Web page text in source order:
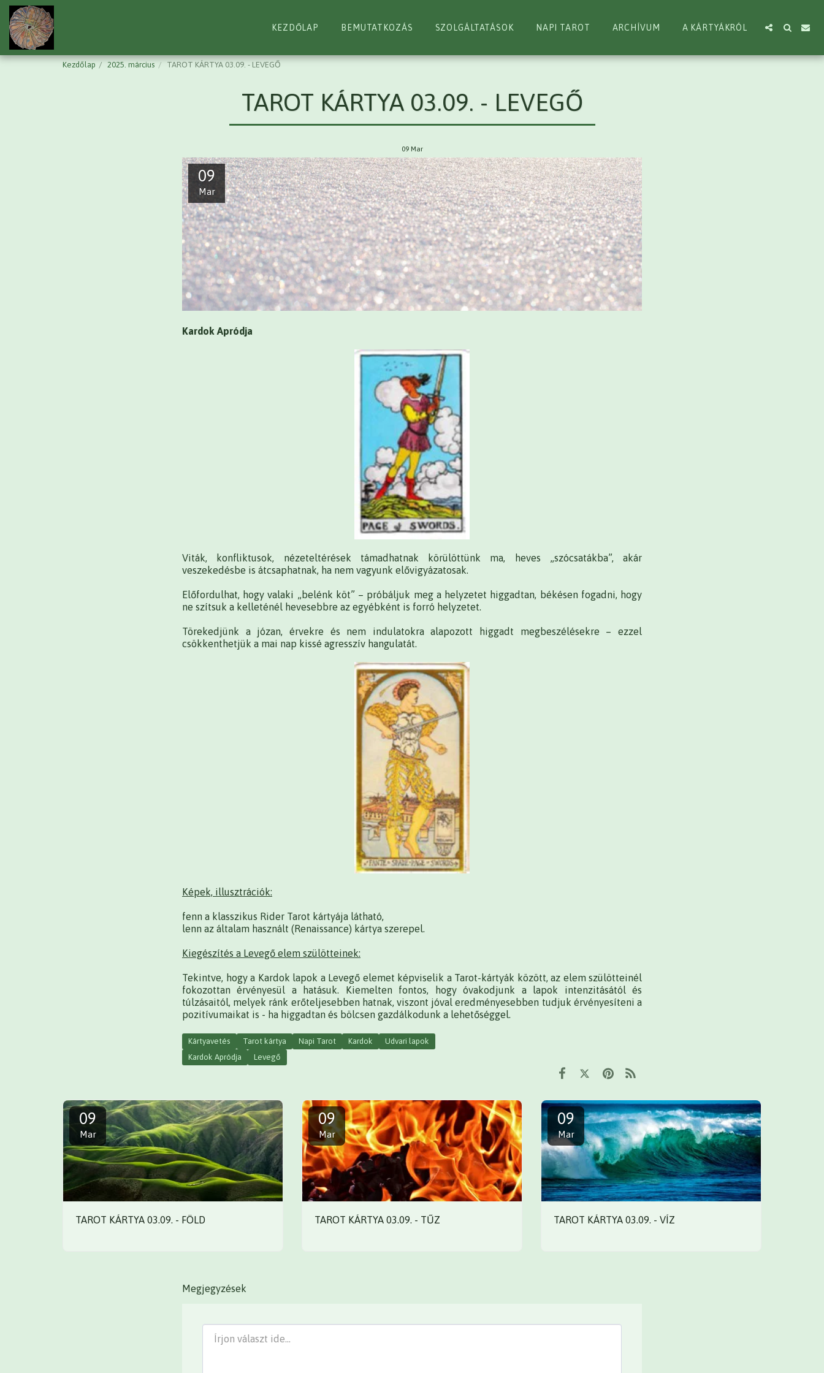
KEZDŐLAP BEMUTATKOZÁS SZOLGÁLTATÁSOK NAPI TAROT ARCHÍVUM A KÁRTYÁKRÓL
Kezdőlap 2025. március TAROT KÁRTYA 03.09. - LEVEGŐ
TAROT KÁRTYA 03.09. - LEVEGŐ
09 Mar
09
Mar
Kardok Apródja
Viták, konfliktusok, nézeteltérések támadhatnak körülöttünk ma, heves „szócsatákba”, akár
veszekedésbe is átcsaphatnak, ha nem vagyunk elővigyázatosak.
Előfordulhat, hogy valaki „belénk köt” – próbáljuk meg a helyzetet higgadtan, békésen fogadni, hogy
ne szítsuk a kelleténél hevesebbre az egyébként is forró helyzetet.
Törekedjünk a józan, érvekre és nem indulatokra alapozott higgadt megbeszélésekre – ezzel
csökkenthetjük a mai nap kissé agresszív hangulatát.
Képek, illusztrációk:
fenn a klasszikus Rider Tarot kártyája látható,
lenn az általam használt (Renaissance) kártya szerepel.
Kiegészítés a Levegő elem szülötteinek:
Tekintve, hogy a Kardok lapok a Levegő elemet képviselik a Tarot-kártyák között, az elem szülötteinél
fokozottan érvényesül a hatásuk. Kiemelten fontos, hogy óvakodjunk a lapok intenzitásától és
túlzásaitól, melyek ránk erőteljesebben hatnak, viszont jóval eredményesebben tudjuk érvényesíteni a
pozitívumaikat is - ha higgadtan és bölcsen gazdálkodunk a lehetőséggel.
Kártyavetés Tarot kártya Napi Tarot Kardok
Udvari lapok
Kardok Apródja
Levegő
09
Mar
TAROT KÁRTYA 03.09. - FÖLD
09
Mar
TAROT KÁRTYA 03.09. - TŰZ
09
Mar
TAROT KÁRTYA 03.09. - VÍZ
Megjegyzések